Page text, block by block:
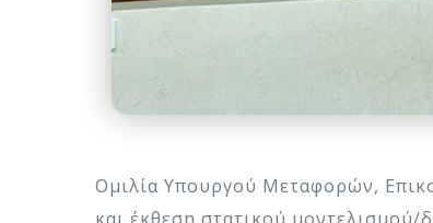
Ομιλία Υπουργού Μεταφορών,